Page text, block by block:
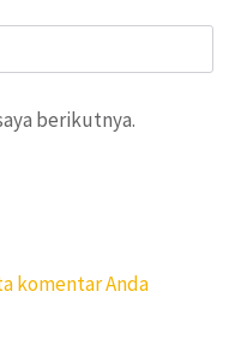
berikutnya.
komentar Anda